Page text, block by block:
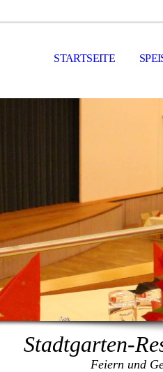
STARTSEITE
Stadtgarten-
Feiern und